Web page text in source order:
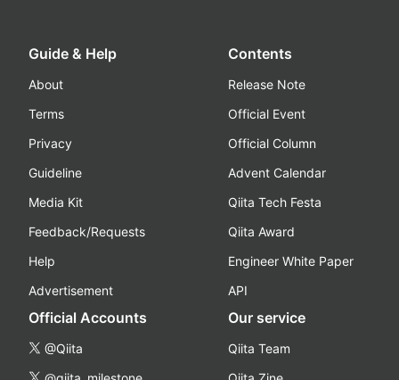
Guide & Help
About
Terms
Privacy
Guideline
Media Kit
Feedback/Requests
Help
Advertisement
Contents
Release Note
Official Event
Official Column
Advent Calendar
Qiita Tech Festa
Qiita Award
Engineer White Paper
API
Official Accounts
@Qiita
Our service
Qiita Team